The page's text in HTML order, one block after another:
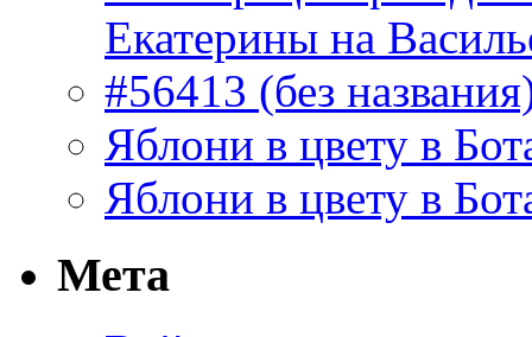
Екатерины на
#56413 (без
Яблони в цвету в
Яблони в цвету в
Мета